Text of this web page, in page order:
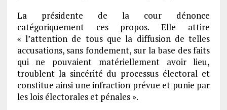
La présidente de la cour dénonce
catégoriquement ces propos. Elle attire
« l’attention de tous que la diffusion de telles
accusations, sans fondement, sur la base des faits
qui ne pouvaient matériellement avoir lieu,
troublent la sincérité du processus électoral et
constitue ainsi une infraction prévue et punie par
les lois électorales et pénales ».